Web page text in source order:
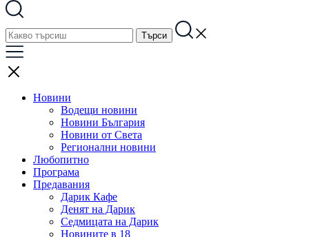
Новини
Водещи новини
Новини България
Новини от Света
Регионални новини
Любопитно
Програма
Предавания
Дарик Кафе
Денят на Дарик
Седмицата на Дарик
Новините в 18